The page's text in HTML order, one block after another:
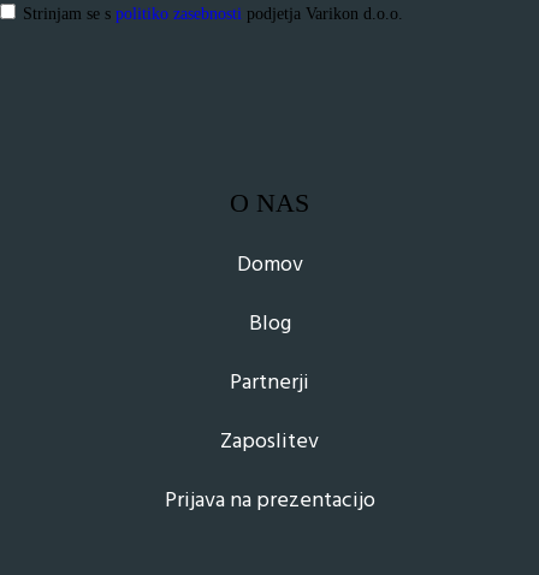
Strinjam se s politiko zasebnosti podjetja Varikon d.o.o.
O NAS
Domov
Blog
Partnerji
Zaposlitev
Prijava na prezentacijo